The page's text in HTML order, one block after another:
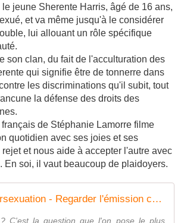
jeune Sherente Harris, âgé de 16 ans,
et va même jusqu'à le considérer
lui allouant un rôle spécifique
son clan, du fait de l'acculturation des
qui signifie être de tonnerre dans
les discriminations qu'il subit, tout
la défense des droits des
de Stéphanie Lamorre filme
quotidien avec ses joies et ses
et nous aide à accepter l'autre avec
En soi, il vaut beaucoup de plaidoyers.
Xenius - L'intersexuation - Regarder l'émission complète | ARTE
C'est la question que l'on pose le plus